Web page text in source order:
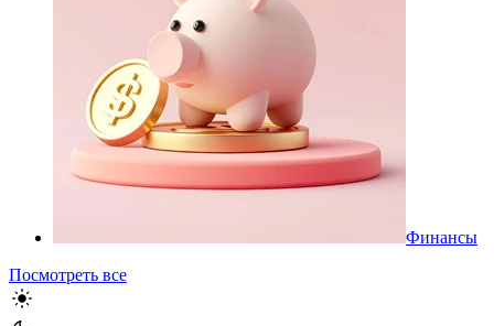
Финансы
Посмотреть все